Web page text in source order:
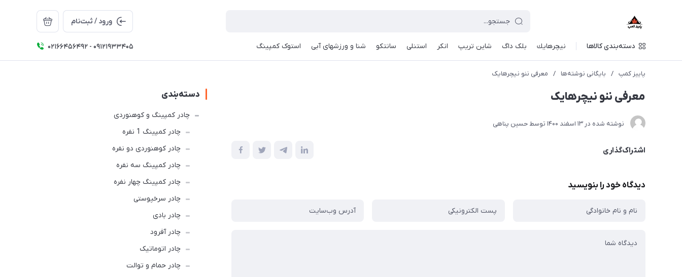
ورود / ثبت‌نام
دسته‌بندی کالاها نيچرهايك بلک داگ شاین تریپ انکر استنلی سانتکو شنا و ورزشهای آبی استوک کمپینگ 02166456492 - 09121933405
پاییز کمپ / بایگانی نوشته‌ها / معرفی ننو نیچرهایک
معرفی ننو نیچرهایک
نوشته شده در 13 اسفند 1400 توسط حسین پناهی
اشتراک‌گذاری
دیدگاه خود را بنویسید
دسته‌بندی
چادر کمپینگ و کوهنوردی
چادر کمپینگ 1 نفره
چادر کوهنوردی دو نفره
چادر كمپينگ سه نفره
چادر کمپینگ چهار نفره
چادر سرخپوستی
چادر بادی
چادر آفرود
چادر اتوماتیک
چادر حمام و توالت